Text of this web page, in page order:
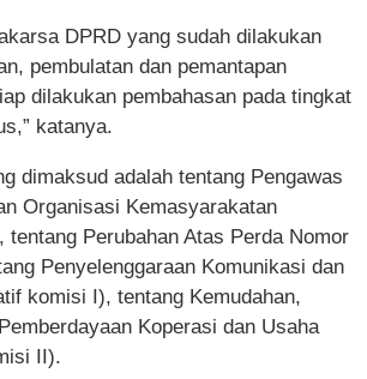
DPRD yang sudah dilakukan
pembulatan dan pemantapan
dilakukan pembahasan pada tingkat
katanya.
dimaksud adalah tentang Pengawas
Organisasi Kemasyarakatan
Perubahan Atas Perda Nomor
Penyelenggaraan Komunikasi dan
komisi I), tentang Kemudahan,
Koperasi dan Usaha
II).